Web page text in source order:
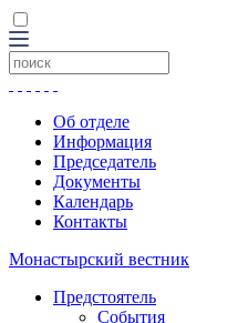
Об отделе
Информация
Председатель
Документы
Календарь
Контакты
Монастырский вестник
Предстоятель
События